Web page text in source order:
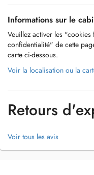
Informations sur le
Veuillez activer les
confidentialité" de cette
carte ci-dessous.
Voir la localisation ou la
Retours
Voir tous les avis